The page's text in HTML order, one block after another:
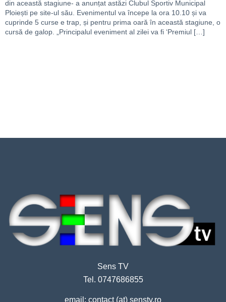
din această stagiune- a anunțat astăzi Clubul Sportiv Municipal
Ploiești pe site-ul său. Evenimentul va începe la ora 10.10 și va
cuprinde 5 curse e trap, și pentru prima oară în această stagiune, o
cursă de galop. „Principalul eveniment al zilei va fi ‘Premiul […]
Sens TV
Tel. 0747686855
email: contact (at) senstv.ro